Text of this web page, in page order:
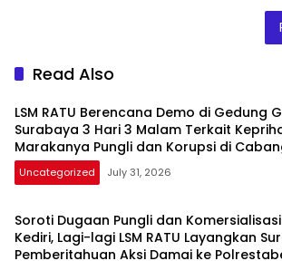
Read Also
LSM RATU Berencana Demo di Gedung
Surabaya 3 Hari 3 Malam Terkait
Marakanya Pungli dan Korupsi di
Pendidikan Kediri
Uncategorized July 31, 2026
Soroti Dugaan Pungli dan
Kediri, Lagi-lagi LSM RATU Layangkan
Pemberitahuan Aksi Damai ke